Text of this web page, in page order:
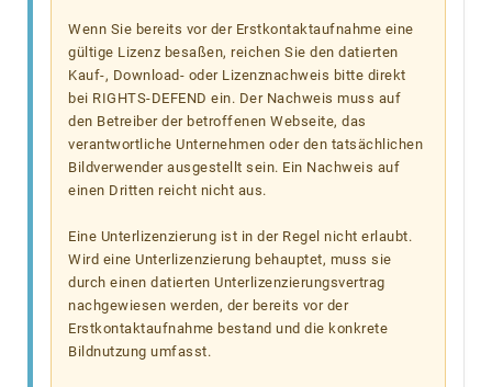
Wenn Sie bereits vor der Erstkontaktaufnahme eine
gültige Lizenz besaßen, reichen Sie den datierten
Kauf-, Download- oder Lizenznachweis bitte direkt
bei RIGHTS-DEFEND ein. Der Nachweis muss auf
den Betreiber der betroffenen Webseite, das
verantwortliche Unternehmen oder den tatsächlichen
Bildverwender ausgestellt sein. Ein Nachweis auf
einen Dritten reicht nicht aus.
Eine Unterlizenzierung ist in der Regel nicht erlaubt.
Wird eine Unterlizenzierung behauptet, muss sie
durch einen datierten Unterlizenzierungsvertrag
nachgewiesen werden, der bereits vor der
Erstkontaktaufnahme bestand und die konkrete
Bildnutzung umfasst.